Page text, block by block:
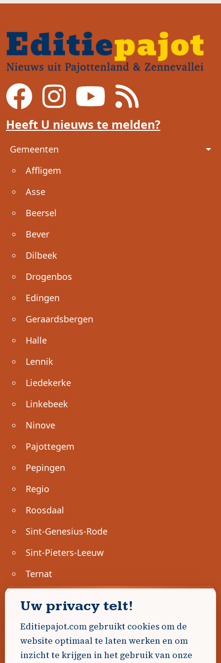
Heeft U nieuws te melden?
Voet
Gemeenten
Affligem
Asse
Beersel
Bever
Dilbeek
Drogenbos
Edingen
Geraardsbergen
Halle
Lennik
Liedekerke
Linkebeek
Ninove
Pajottegem
Pepingen
Regio
Roosdaal
Sint-Genesius-Rode
Sint-Pieters-Leeuw
Ternat
Geen advertenties gevonden.
Uw advertentie hier? Contacteer ons!
Uw privacy telt!
Editiepajot.com gebruikt cookies om de
website optimaal te laten werken en om
inzicht te krijgen in het gebruik van onze